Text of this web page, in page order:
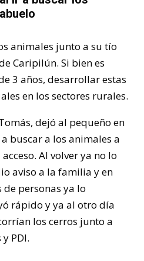
animales junto a su tío
Caripilún. Si bien es
3 años, desarrollar estas
en los sectores rurales.
dejó al pequeño en
buscar a los animales a
Al volver ya no lo
aviso a la familia y en
personas ya lo
rápido y ya al otro día
los cerros junto a
PDI.